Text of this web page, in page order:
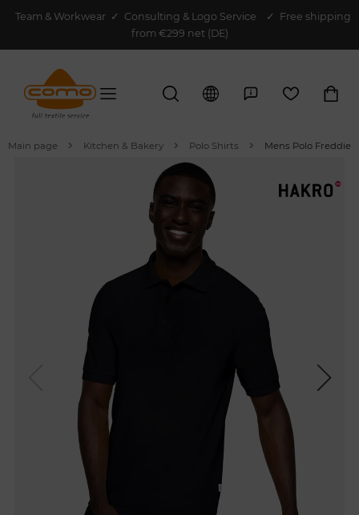
Team & Workwear ✓ Consulting & Logo Service
✓ Free shipping
from €299 net (DE)
Main page Kitchen & Bakery Polo Shirts Mens Polo Freddie
Next